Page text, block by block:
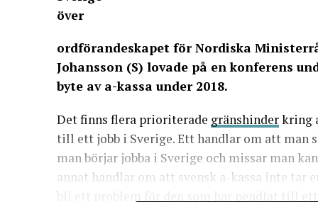
över
ordförandeskapet för Nordiska
Johansson (S) lovade på en konferens
byte av a-kassa under 2018.
Det finns flera prioriterade gränshinderkring
till ett jobb i Sverige. Ett handlar om att man
man börjar jobba i Sverige och missar man
annat handlar om att svensk a-kassa inte